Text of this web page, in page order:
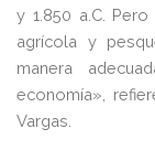
y 1.850 a.C.
agrícola y
manera
economía»,
Vargas.